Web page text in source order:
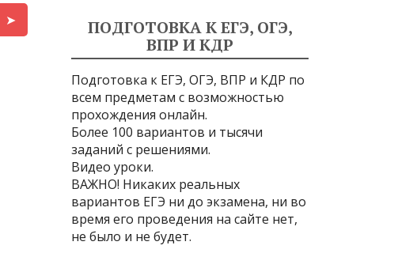
ПОДГОТОВКА К ЕГЭ, ОГЭ,
ВПР И КДР
Подготовка к ЕГЭ, ОГЭ, ВПР и КДР по
всем предметам с возможностью
прохождения онлайн.
Более 100 вариантов и тысячи
заданий с решениями.
Видео уроки.
ВАЖНО! Никаких реальных
вариантов ЕГЭ ни до экзамена, ни во
время его проведения на сайте нет,
не было и не будет.